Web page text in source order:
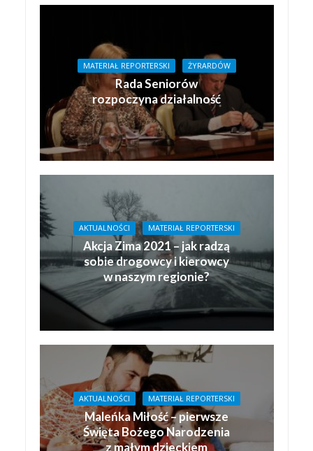
MATERIAŁ REPORTERSKI ŻYRARDÓW
Rada Seniorów
rozpoczyna działalność
AKTUALNOŚCI MATERIAŁ REPORTERSKI
Akcja Zima 2021 – jak radzą
sobie drogowcy i kierowcy
w naszym regionie?
AKTUALNOŚCI MATERIAŁ REPORTERSKI
Maleńka Miłość – pierwsze
Święta Bożego Narodzenia
z małym dzieckiem